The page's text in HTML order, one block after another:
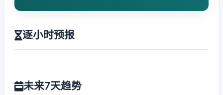
逐小时预报
未来7天趋势